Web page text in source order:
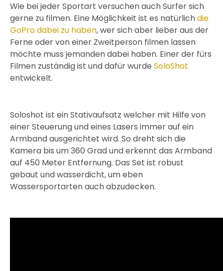
Wie bei jeder Sportart versuchen auch Surfer sich
gerne zu filmen. Eine Möglichkeit ist es natürlichdie
GoPro dabei zu haben, wer sich aber lieber aus der
Ferne oder von einer Zweitperson filmen lassen
möchte muss jemanden dabei haben. Einer der fürs
Filmen zuständig ist und dafür wurde SoloShot
entwickelt.
Soloshot ist ein Stativaufsatz welcher mit Hilfe von
einer Steuerung und eines Lasers immer auf ein
Armband ausgerichtet wird. So dreht sich die
Kamera bis um 360 Grad und erkennt das Armband
auf 450 Meter Entfernung. Das Set ist robust
gebaut und wasserdicht, um eben
Wassersportarten auch abzudecken.